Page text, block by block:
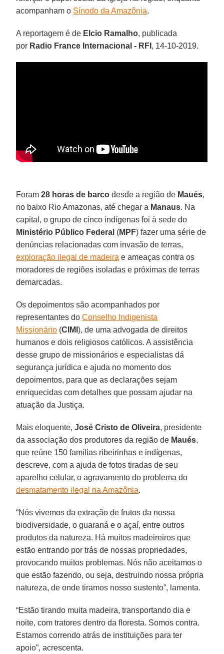
acompanham o Sínodo da Amazônia.
A reportagem é de Elcio Ramalho, publicada
por Radio France Internacional - RFI , 14-10-2019.
Foram28 horas de barco desde a região de Maués,
no baixo Rio Amazonas, até chegar a Manaus. Na
capital, o grupo de cinco indígenas foi à sede do
Ministério Público Federal (MPF) fazer uma série de
denúncias relacionadas com invasão de terras,
exploração ilegal de madeira e ameaças contra os
moradores de regiões isoladas e próximas de terras
demarcadas.
Os depoimentos são acompanhados por
representantes doConselho Indigenista
Missionário (CIMI), de uma advogada de direitos
humanos e dois religiosos católicos. A assistência
desse grupo de missionários e especialistas dá
segurança jurídica e ajuda no momento dos
depoimentos, para que as declarações sejam
enriquecidas com detalhes que possam ajudar na
atuação da Justiça.
Mais eloquente,José Cristo de Oliveira, presidente
da associação dos produtores da região de Maués,
que reúne 150 famílias ribeirinhas e indígenas,
descreve, com a ajuda de fotos tiradas de seu
aparelho celular, o agravamento do problema do
desmatamento ilegal na Amazônia.
“Nós vivemos da extração de frutos da nossa
biodiversidade, o guaraná e o açaí, entre outros
produtos da natureza. Há muitos madeireiros que
estão entrando por trás de nossas propriedades,
provocando muitos problemas. Nós não aceitamos o
que estão fazendo, ou seja, destruindo nossa própria
natureza, de onde tiramos nosso sustento”, lamenta.
“Estão tirando muita madeira, transportando dia e
noite, com tratores dentro da floresta. Somos contra.
Estamos correndo atrás de instituições para ter
apoio”, acrescenta.